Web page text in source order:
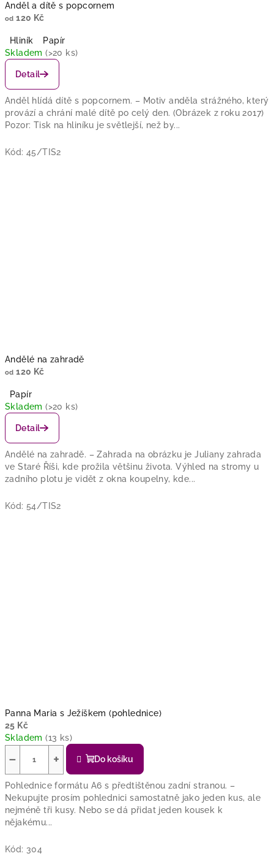
Anděl a dítě s popcornem
od 120 Kč
Hliník
Papír
Skladem(>20 ks)
Detail
Anděl hlídá dítě s popcornem. – Motiv anděla strážného, který
provází a chrání malé dítě po celý den. (Obrázek z roku 2017)
Pozor: Tisk na hliníku je světlejší, než by...
Kód: 45/TIS2
Andělé na zahradě
od 120 Kč
Papír
Skladem(>20 ks)
Detail
Andělé na zahradě. – Zahrada na obrázku je Juliany zahrada
ve Staré Říši, kde prožila většinu života. Výhled na stromy u
zadního plotu je vidět z okna koupelny, kde...
Kód: 54/TIS2
Panna Maria s Ježíškem (pohlednice)
25 Kč
Skladem(13 ks)
+
− Do košíku
Pohlednice formátu A6 s předtištěnou zadní stranou. –
Nekupujte prosím pohlednici samostatně jako jeden kus, ale
nejméně tři kusy. Nebo se dá přidat jeden kousek k
nějakému...
Kód: 304